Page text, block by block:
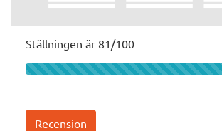
Ställningen är 81/100
Recension